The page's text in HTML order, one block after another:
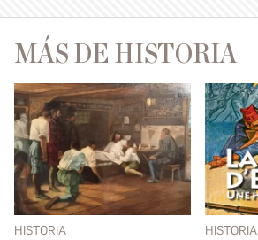
MÁS DE HISTORIA
HISTORIA HISTORIA